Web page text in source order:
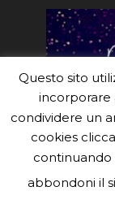
Theme
Questo sito
incorporare
condividere un
cookies
continuando
abbondoni il